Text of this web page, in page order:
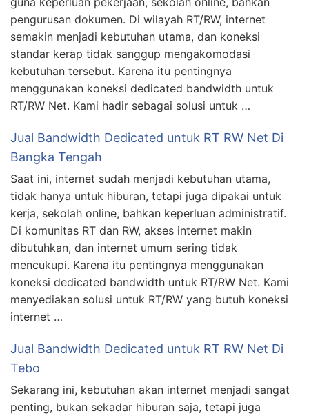
pengurusan dokumen. Di wilayah RT/RW, internet
semakin menjadi kebutuhan utama, dan koneksi
standar kerap tidak sanggup mengakomodasi
kebutuhan tersebut. Karena itu pentingnya
menggunakan koneksi dedicated bandwidth untuk
RT/RW Net. Kami hadir sebagai solusi untuk …
Jual Bandwidth Dedicated untuk RT RW Net Di
Bangka Tengah
Saat ini, internet sudah menjadi kebutuhan utama,
tidak hanya untuk hiburan, tetapi juga dipakai untuk
kerja, sekolah online, bahkan keperluan administratif.
Di komunitas RT dan RW, akses internet makin
dibutuhkan, dan internet umum sering tidak
mencukupi. Karena itu pentingnya menggunakan
koneksi dedicated bandwidth untuk RT/RW Net. Kami
menyediakan solusi untuk RT/RW yang butuh koneksi
internet …
Jual Bandwidth Dedicated untuk RT RW Net Di
Tebo
Sekarang ini, kebutuhan akan internet menjadi sangat
penting, bukan sekadar hiburan saja, tetapi juga